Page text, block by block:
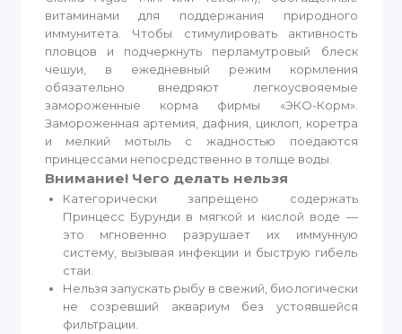
витаминами для поддержания природного
иммунитета. Чтобы стимулировать активность
пловцов и подчеркнуть перламутровый блеск
чешуи, в ежедневный режим кормления
обязательно внедряют легкоусвояемые
замороженные корма фирмы «ЭКО-Корм».
Замороженная артемия, дафния, циклоп, коретра
и мелкий мотыль с жадностью поедаются
принцессами непосредственно в толще воды.
Внимание! Чего делать нельзя
Категорически запрещено содержать
Принцесс Бурунди в мягкой и кислой воде —
это мгновенно разрушает их иммунную
систему, вызывая инфекции и быструю гибель
стаи.
Нельзя запускать рыбу в свежий, биологически
не созревший аквариум без устоявшейся
фильтрации.